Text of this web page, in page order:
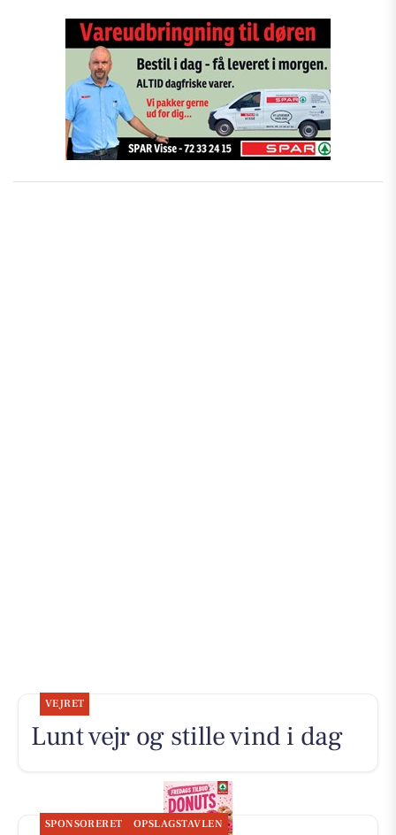
VEJRET
Lunt vejr og stille vind i dag
SPONSORERET OPSLAGSTAVLEN